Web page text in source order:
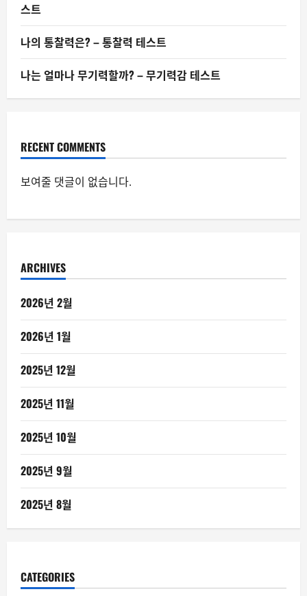
스트
나의 통찰력은? – 통찰력 테스트
나는 얼마나 무기력할까? – 무기력감 테스트
RECENT COMMENTS
보여줄 댓글이 없습니다.
ARCHIVES
2026년 2월
2026년 1월
2025년 12월
2025년 11월
2025년 10월
2025년 9월
2025년 8월
CATEGORIES